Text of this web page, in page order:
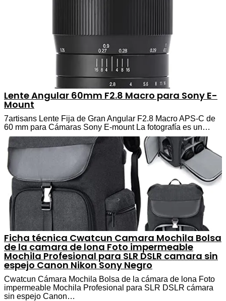
Lente Angular 60mm F2.8 Macro para Sony E-
Mount
7artisans Lente Fija de Gran Angular F2.8 Macro APS-C de
60 mm para Cámaras Sony E-mount La fotografía es un…
Ficha técnica Cwatcun Camara Mochila Bolsa
de la camara de lona Foto impermeable
Mochila Profesional para SLR DSLR camara sin
espejo Canon Nikon Sony Negro
Cwatcun Cámara Mochila Bolsa de la cámara de lona Foto
impermeable Mochila Profesional para SLR DSLR cámara
sin espejo Canon…